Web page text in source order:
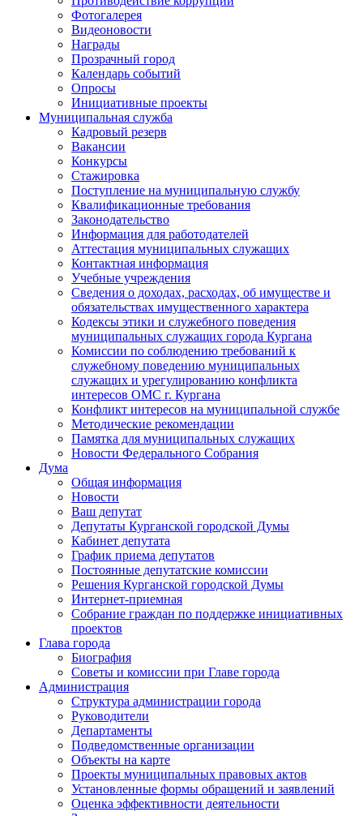
Фотогалерея
Видеоновости
Награды
Прозрачный город
Календарь событий
Опросы
Инициативные проекты
Муниципальная служба
Кадровый резерв
Вакансии
Конкурсы
Стажировка
Поступление на муниципальную службу
Квалификационные требования
Законодательство
Информация для работодателей
Аттестация муниципальных служащих
Контактная информация
Учебные учреждения
Сведения о доходах, расходах, об имуществе и
обязательствах имущественного характера
Кодексы этики и служебного поведения
муниципальных служащих города Кургана
Комиссии по соблюдению требований к
служебному поведению муниципальных
служащих и урегулированию конфликта
интересов ОМС г. Кургана
Конфликт интересов на муниципальной службе
Методические рекомендации
Памятка для муниципальных служащих
Новости Федерального Cобрания
Дума
Общая информация
Новости
Ваш депутат
Депутаты Курганской городской Думы
Кабинет депутата
График приема депутатов
Постоянные депутатские комиссии
Решения Курганской городской Думы
Интернет-приемная
Собрание граждан по поддержке инициативных
проектов
Глава города
Биография
Советы и комиссии при Главе города
Администрация
Структура администрации города
Руководители
Департаменты
Подведомственные организации
Объекты на карте
Проекты муниципальных правовых актов
Установленные формы обращений и заявлений
Оценка эффективности деятельности